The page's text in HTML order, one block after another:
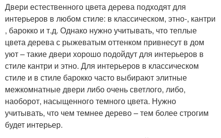
Двери естественного цвета дерева подходят для
интерьеров в любом стиле: в классическом, этно-, кантри
, барокко и т.д. Однако нужно учитывать, что теплые
цвета дерева с рыжеватым оттенком привнесут в дом
уют – такие двери хорошо подойдут для интерьеров в
стиле кантри и этно. Для интерьеров в классическом
стиле и в стиле барокко часто выбирают элитные
межкомнатные двери либо очень светлого, либо,
наоборот, насыщенного темного цвета. Нужно
учитывать, что чем темнее дерево – тем более строгим
будет интерьер.